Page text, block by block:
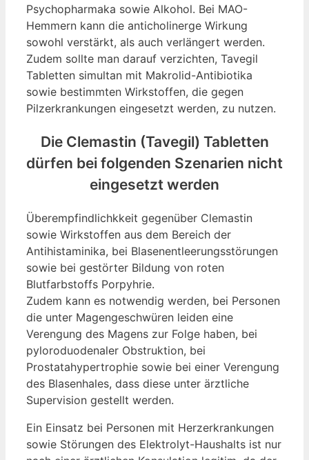
Psychopharmaka sowie Alkohol. Bei MAO-
Hemmern kann die anticholinerge Wirkung
sowohl verstärkt, als auch verlängert werden.
Zudem sollte man darauf verzichten, Tavegil
Tabletten simultan mit Makrolid-Antibiotika
sowie bestimmten Wirkstoffen, die gegen
Pilzerkrankungen eingesetzt werden, zu nutzen.
Die Clemastin (Tavegil) Tabletten
dürfen bei folgenden Szenarien nicht
eingesetzt werden
Überempfindlichkkeit gegenüber Clemastin
sowie Wirkstoffen aus dem Bereich der
Antihistaminika, bei Blasenentleerungsstörungen
sowie bei gestörter Bildung von roten
Blutfarbstoffs Porpyhrie.
Zudem kann es notwendig werden, bei Personen
die unter Magengeschwüren leiden eine
Verengung des Magens zur Folge haben, bei
pyloroduodenaler Obstruktion, bei
Prostatahypertrophie sowie bei einer Verengung
des Blasenhales, dass diese unter ärztliche
Supervision gestellt werden.
Ein Einsatz bei Personen mit Herzerkrankungen
sowie Störungen des Elektrolyt-Haushalts ist nur